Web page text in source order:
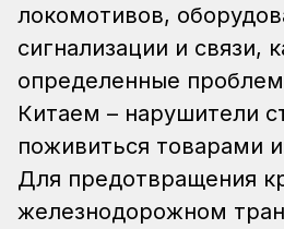
локомотивов,
сигнализации и связи,
определенные
Китаем – нарушители
поживиться товарами
Для предотвращения
железнодорожном